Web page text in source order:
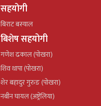
सहयोगी
बिराट बस्याल
बिशेष सहयोगी
गणेश ढकाल (पोखरा)
शिव थापा (पोखरा)
शेर बहादुर गुरुङ (पोखरा)
नबीन घायल (अष्ट्रेलिया)